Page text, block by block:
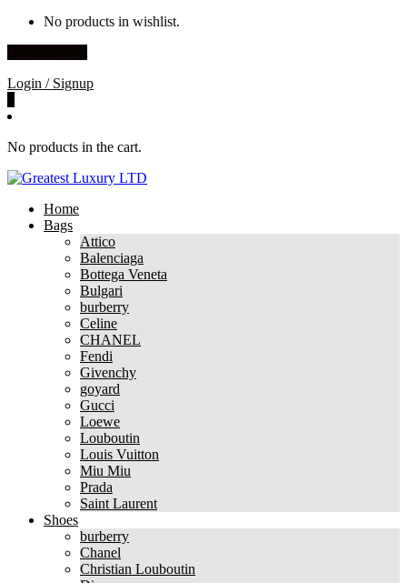
No products in wishlist.
Login / Signup
No products in the cart.
Home
Bags
Attico
Balenciaga
Bottega Veneta
Bulgari
burberry
Celine
CHANEL
Fendi
Givenchy
goyard
Gucci
Loewe
Louboutin
Louis Vuitton
Miu Miu
Prada
Saint Laurent
Shoes
burberry
Chanel
Christian Louboutin